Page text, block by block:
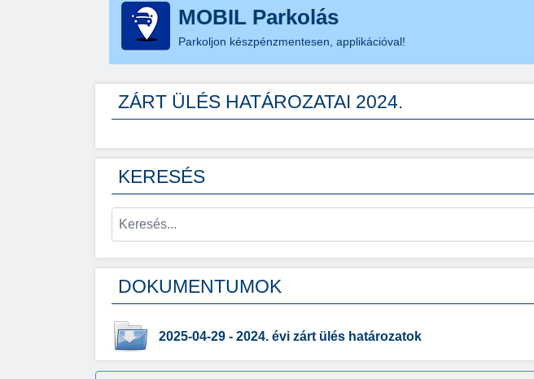
MOBIL Parkolás
Parkoljon készpénzmentesen, applikációval!
ZÁRT ÜLÉS HATÁROZATAI 2024.
KERESÉS
DOKUMENTUMOK
2025-04-29 - 2024. évi zárt ülés határozatok